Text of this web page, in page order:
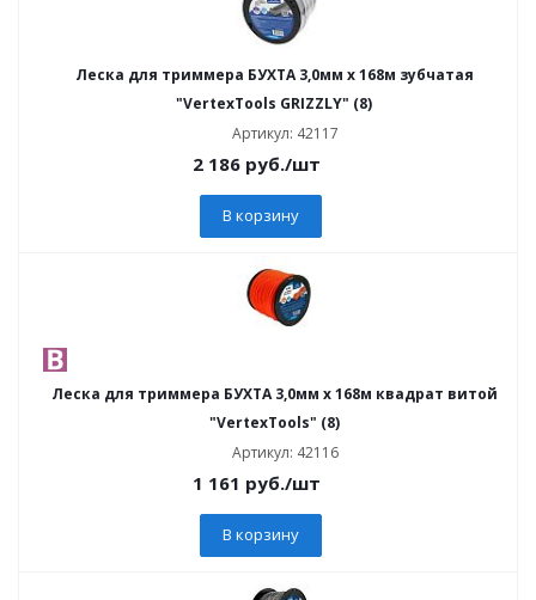
Леска для триммера БУХТА 3,0мм х 168м зубчатая
"VertexTools GRIZZLY" (8)
Артикул: 42117
2 186руб./шт
В корзину
Леска для триммера БУХТА 3,0мм х 168м квадрат витой
"VertexTools" (8)
Артикул: 42116
1 161 руб./шт
В корзину